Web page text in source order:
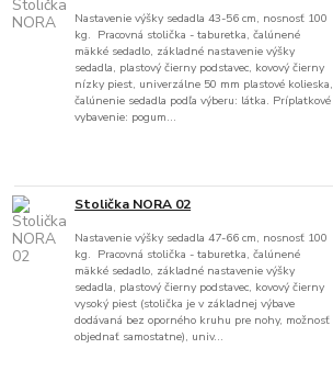
Nastavenie výšky sedadla 43-56 cm, nosnosť 100
kg. Pracovná stolička - taburetka, čalúnené
mäkké sedadlo, základné nastavenie výšky
sedadla, plastový čierny podstavec, kovový čierny
nízky piest, univerzálne 50 mm plastové kolieska,
čalúnenie sedadla podľa výberu: látka. Príplatkové
vybavenie: pogum...
Stolička NORA 02
Nastavenie výšky sedadla 47-66 cm, nosnosť 100
kg. Pracovná stolička - taburetka, čalúnené
mäkké sedadlo, základné nastavenie výšky
sedadla, plastový čierny podstavec, kovový čierny
vysoký piest (stolička je v základnej výbave
dodávaná bez oporného kruhu pre nohy, možnosť
objednať samostatne), univ...